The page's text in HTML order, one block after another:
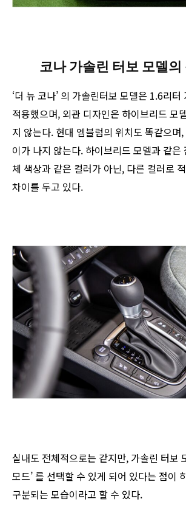
코나 가솔린 터보 모델의
‘더 뉴 코나’ 의 가솔린터보 모델은 1.6리
적용했으며, 외관 디자인은 하이브리드 모
지 않는다. 현대 엠블럼의 위치도 똑같으며
이가 나지 않는다. 하이브리드 모델과 같은
체 색상과 같은 컬러가 아닌, 다른 컬러로
차이를 두고 있다.
실내도 전체적으로는 같지만, 가솔린 터보
모드’ 를 선택할 수 있게 되어 있다는 점이
구분되는 모습이라고 할 수 있다.